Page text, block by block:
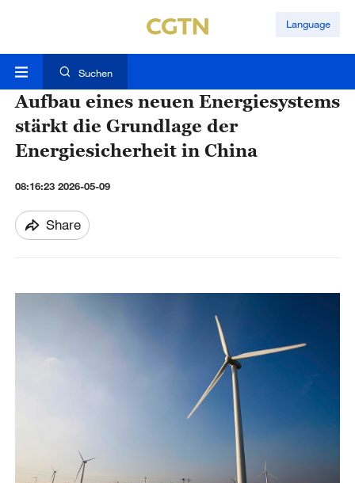
Language
Suchen
Aufbau eines neuen Energiesystems
stärkt die Grundlage der
Energiesicherheit in China
08:16:23 2026-05-09
Share